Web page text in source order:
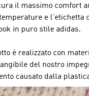
il massimo comfort
e l'etichetta
in puro stile adidas.
è realizzato con
del nostro
causato dalla